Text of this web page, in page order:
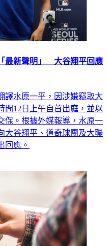
最新聲明」 大谷翔平回應
譯水原一平，因涉嫌竊取大
間12日上午自首出庭，並以
保。根據外媒報導，水原一
大谷翔平、道奇球團及大聯
回應。